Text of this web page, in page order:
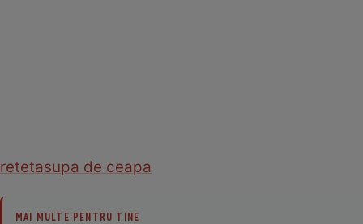
retetasupa de ceapa
MAI MULTE PENTRU TINE